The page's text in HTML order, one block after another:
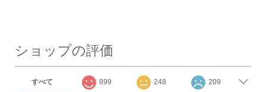
ショップの評価
すべて 899 248 209